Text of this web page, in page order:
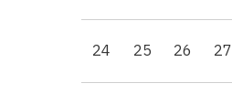
24 25 26 27